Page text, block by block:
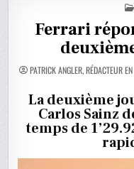
Ferrari
PATRICK ANGLER, RÉDACTEUR
La deuxième
Carlos Sainz
temps de